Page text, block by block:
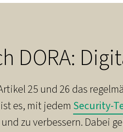
DORA:
25 und 26 das
es, mit jedem Security-
zu verbessern. Dabei